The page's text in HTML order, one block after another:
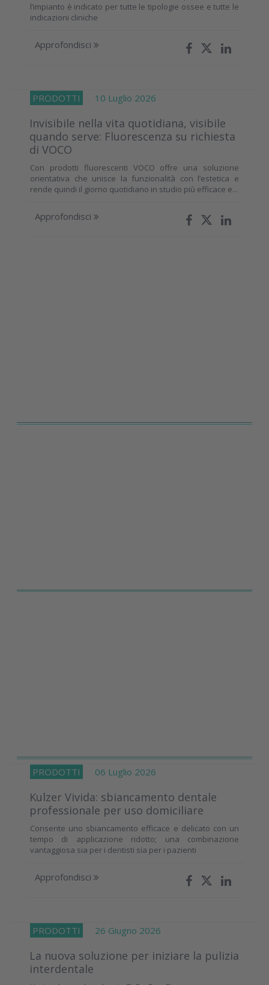
l’impianto è indicato per tutte le tipologie ossee e tutte le
indicazioni cliniche
Approfondisci
PRODOTTI 10 Luglio 2026
Invisibile nella vita quotidiana, visibile
quando serve: Fluorescenza su richiesta
di VOCO
Con prodotti fluorescenti VOCO offre una soluzione
orientativa che unisce la funzionalità con l’estetica e
rende quindi il giorno quotidiano in studio più efficace e...
Approfondisci
PRODOTTI 06 Luglio 2026
Kulzer Vivida: sbiancamento dentale
professionale per uso domiciliare
Consente uno sbiancamento efficace e delicato con un
tempo di applicazione ridotto; una combinazione
vantaggiosa sia per i dentisti sia per i pazienti
Approfondisci
PRODOTTI 26 Giugno 2026
La nuova soluzione per iniziare la pulizia
interdentale